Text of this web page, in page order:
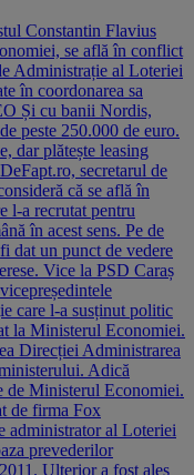
Constantin Flavius
se află în conflict
Administrație al Loteriei
în coordonarea sa
Și cu banii Nordis,
peste 250.000 de euro.
dar plătește leasing
secretarul de
că se află în
l-a recrutat pentru
în acest sens. Pe de
dat un punct de vedere
Vice la PSD Caraș
care l-a susținut politic
la Ministerul Economiei.
Direcției Administrarea
Adică
de Ministerul Economiei.
de firma Fox
administrator al Loteriei
prevederilor
Ulterior a fost ales